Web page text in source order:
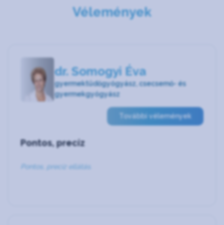
Vélemények
dr. Somogyi Éva
gyermektüdőgyógyász, csecsemő- és
gyermekgyógyász
További vélemények
Pontos, precíz
Pontos, precíz ellátás.